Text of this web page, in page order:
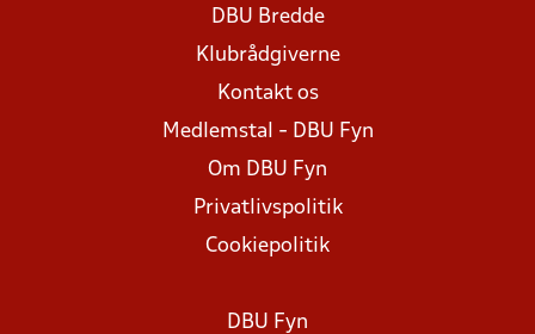
DBU Bredde
Klubrådgiverne
Kontakt os
Medlemstal - DBU Fyn
Om DBU Fyn
Privatlivspolitik
Cookiepolitik
DBU Fyn